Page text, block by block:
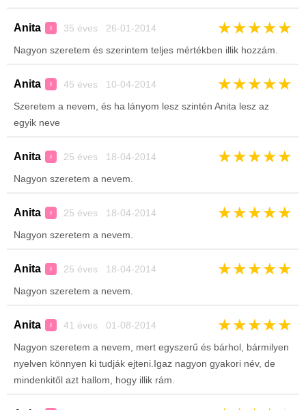
Anita ♀ 35 éves 26-01-2014 ★★★★★
Nagyon szeretem és szerintem teljes mértékben illik hozzám.
Anita ♀ 45 éves 10-04-2014 ★★★★★
Szeretem a nevem, és ha lányom lesz szintén Anita lesz az
egyik neve
Anita ♀ 25 éves 18-04-2014 ★★★★★
Nagyon szeretem a nevem.
Anita ♀ 25 éves 18-04-2014 ★★★★★
Nagyon szeretem a nevem.
Anita ♀ 25 éves 18-04-2014 ★★★★★
Nagyon szeretem a nevem.
Anita ♀ 41 éves 01-08-2014 ★★★★★
Nagyon szeretem a nevem, mert egyszerű és bárhol, bármilyen
nyelven könnyen ki tudják ejteni.Igaz nagyon gyakori név, de
mindenkitől azt hallom, hogy illik rám.